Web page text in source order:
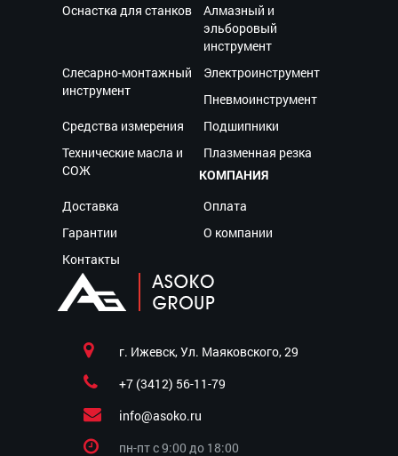
Оснастка для станков
Алмазный и
эльборовый
инструмент
Слесарно-монтажный
инструмент
Электроинструмент
Пневмоинструмент
Средства измерения
Подшипники
Технические масла и
СОЖ
Плазменная резка
КОМПАНИЯ
Доставка
Оплата
Гарантии
О компании
Контакты
г. Ижевск, Ул. Маяковского, 29
+7 (3412) 56-11-79
info@asoko.ru
пн-пт c 9:00 до 18:00